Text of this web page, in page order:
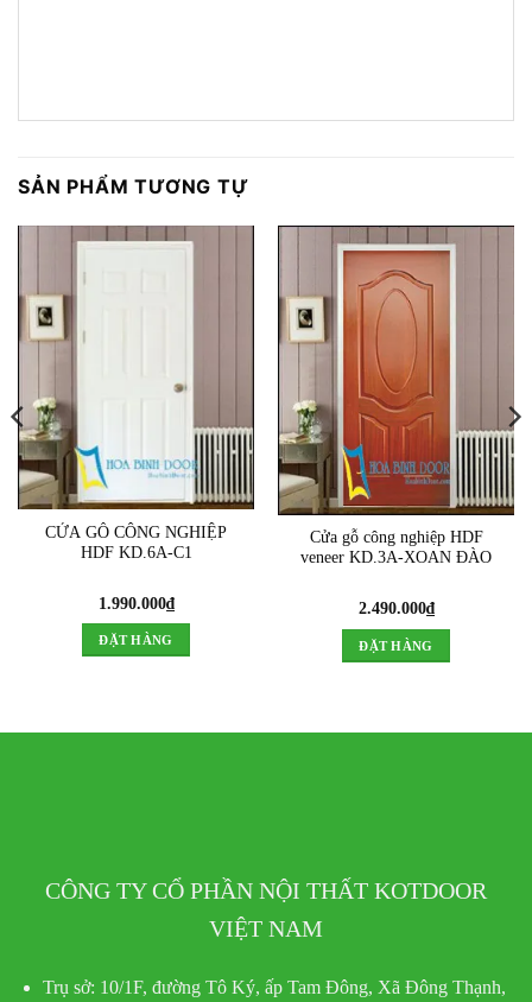
SẢN PHẨM TƯƠNG TỰ
CỬA GỖ CÔNG NGHIỆP
HDF KD.6A-C1
1.990.000₫
ĐẶT HÀNG
Cửa gỗ công nghiệp HDF
veneer KD.3A-XOAN ĐÀO
2.490.000₫
ĐẶT HÀNG
CÔNG TY CỔ PHẦN NỘI THẤT KOTDOOR
VIỆT NAM
Trụ sở: 10/1F, đường Tô Ký, ấp Tam Đông, Xã Đông Thạnh,